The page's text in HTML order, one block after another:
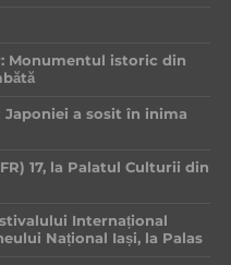
Monumentul istoric din
a sosit în inima
17, la Palatul Culturii din
Internațional
Național Iași, la Palas